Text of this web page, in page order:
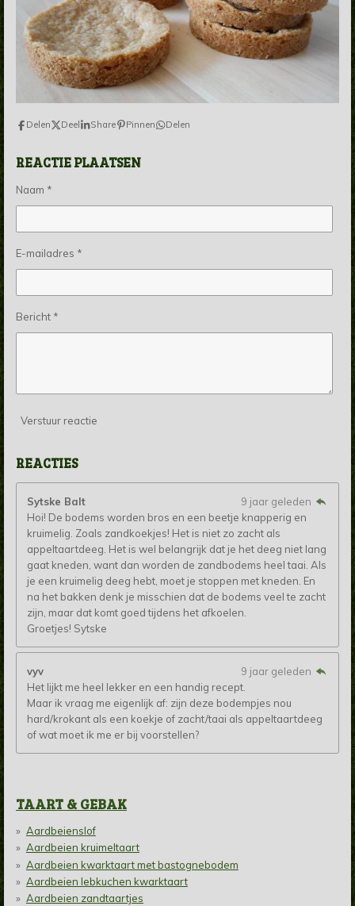
Delen Deel Share Pinnen Delen
REACTIE PLAATSEN
Naam *
E-mailadres *
Bericht *
Verstuur reactie
REACTIES
Sytske Balt
9 jaar geleden
Hoi! De bodems worden bros en een beetje knapperig en
kruimelig. Zoals zandkoekjes! Het is niet zo zacht als
appeltaartdeeg. Het is wel belangrijk dat je het deeg niet lang
gaat kneden, want dan worden de zandbodems heel taai. Als
je een kruimelig deeg hebt, moet je stoppen met kneden. En
na het bakken denk je misschien dat de bodems veel te zacht
zijn, maar dat komt goed tijdens het afkoelen.
Groetjes! Sytske
vyv
9 jaar geleden
Het lijkt me heel lekker en een handig recept.
Maar ik vraag me eigenlijk af: zijn deze bodempjes nou
hard/krokant als een koekje of zacht/taai als appeltaartdeeg
of wat moet ik me er bij voorstellen?
TAART & GEBAK
Aardbeienslof
Aardbeien kruimeltaart
Aardbeien kwarktaart met bastognebodem
Aardbeien lebkuchen kwarktaart
Aardbeien zandtaartjes